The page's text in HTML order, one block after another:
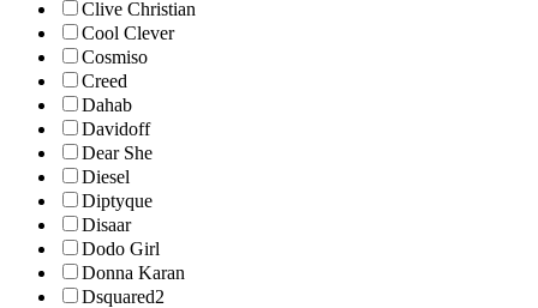
Clive Christian
Cool Clever
Cosmiso
Creed
Dahab
Davidoff
Dear She
Diesel
Diptyque
Disaar
Dodo Girl
Donna Karan
Dsquared2